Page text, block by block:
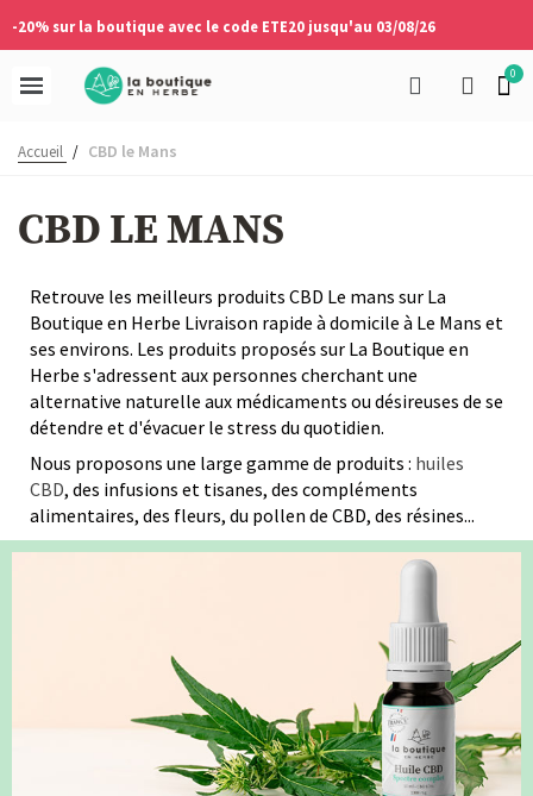
-20% sur la boutique avec le code ETE20 jusqu'au 03/08/26
Accueil / CBD le Mans
CBD LE MANS
Retrouve les meilleurs produits CBD Le mans sur La
Boutique en Herbe Livraison rapide à domicile à Le Mans et
ses environs. Les produits proposés sur La Boutique en
Herbe s'adressent aux personnes cherchant une
alternative naturelle aux médicaments ou désireuses de se
détendre et d'évacuer le stress du quotidien.
Nous proposons une large gamme de produits : huiles
CBD, des infusions et tisanes, des compléments
alimentaires, des fleurs, du pollen de CBD, des résines...